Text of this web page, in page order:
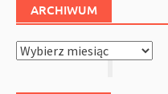
ARCHIWUM
Archiwum